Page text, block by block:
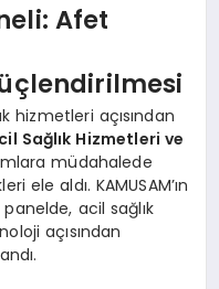
Afet
hizmetleri açısından
Sağlık Hizmetleri ve
müdahalede
ele aldı. KAMUSAM’ın
acil sağlık
açısından